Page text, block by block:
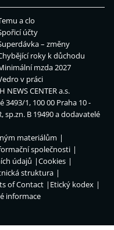
a clo
účty
– změny
roky k důchodu
mzda 2027
v práci
NEWS CENTER a.s.
1, 100 00 Praha 10 -
sp.zn. B 19490 a dodavatelé
materiálům
společnosti
údajů
Cookies
struktura
of Contact
Etický kodex
informace